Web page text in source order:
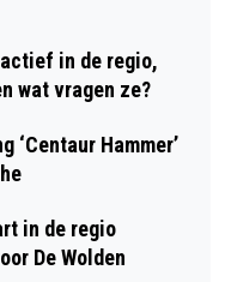
21 JUNI TE
in de regio,
wat vragen ze?
‘Centaur Hammer’
in de regio
De Wolden